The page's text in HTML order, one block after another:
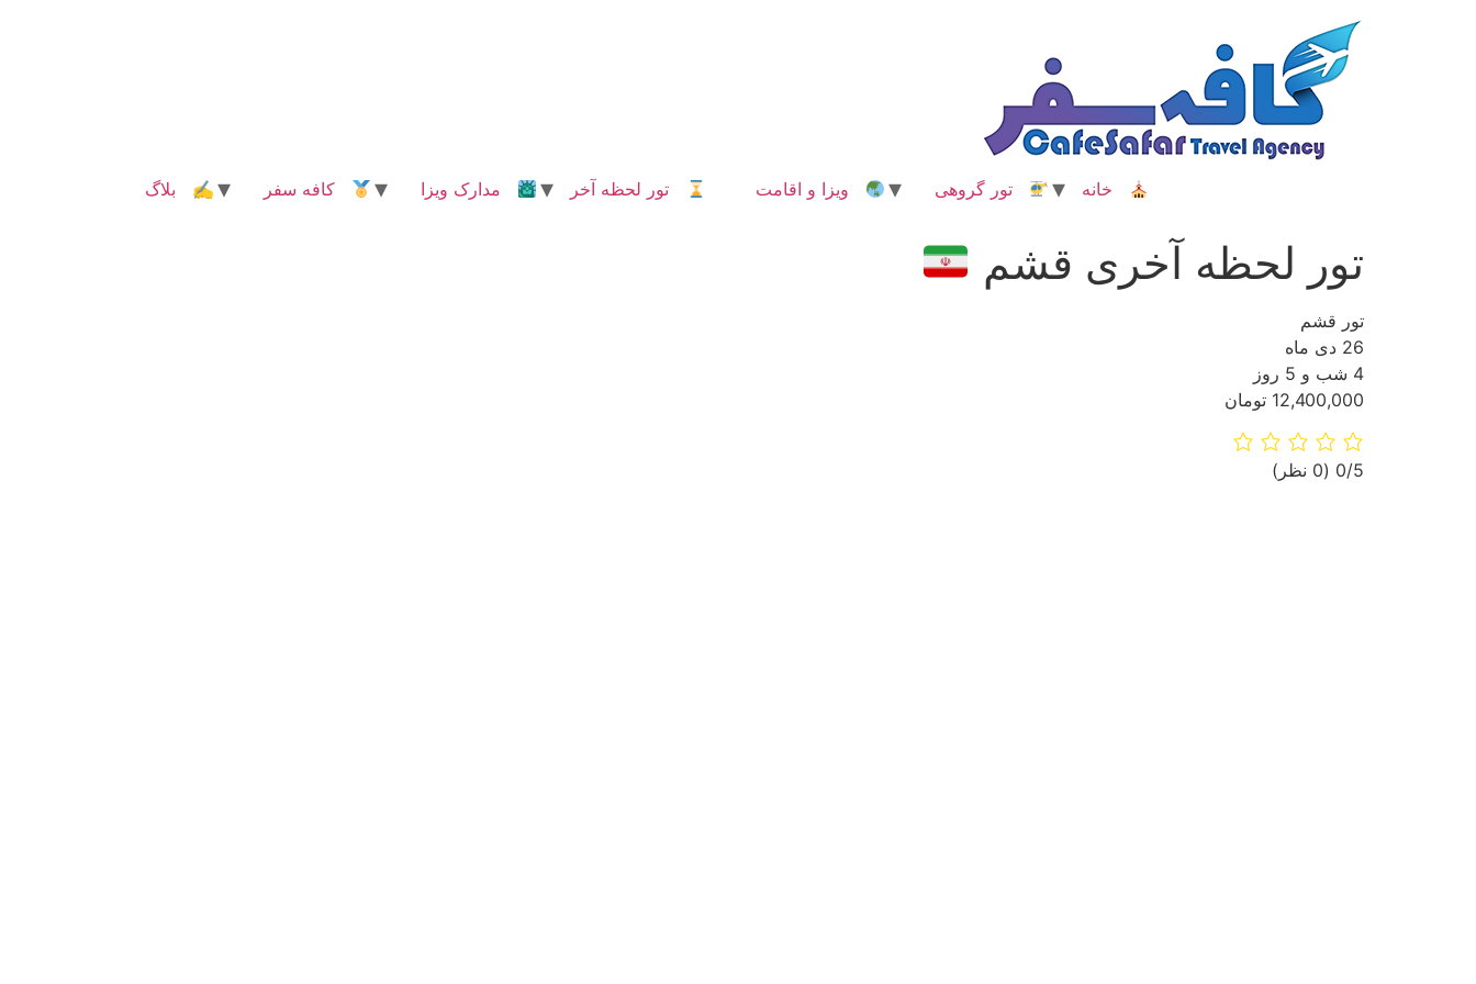
خانه تور گروهی ویزا و اقامت تور لحظه آخر مدارک ویزا کافه سفر ✍ بلاگ
تور لحظه آخری قشم
تور قشم
26 دی ماه
4 شب و 5 روز
12,400,000 تومان
‫0/5 ‫(0 نظر)